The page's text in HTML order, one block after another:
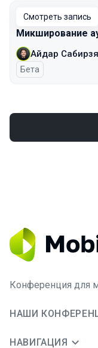
Смотреть запись
Микширование
Айдар
Бета
Конференция для
НАШИ
НАВИГАЦИЯ